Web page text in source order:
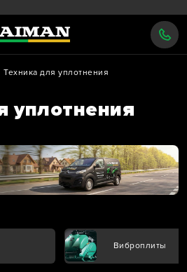
Техника для уплотнения
уплотнения
Виброплиты